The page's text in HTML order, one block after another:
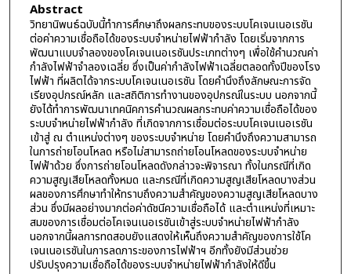
Abstract
วิทยานิพนธ์ฉบับนี้ทำการศึกษาถึงผลกระทบของระบบโคเจนเนอเรชัน
ต่อค่าความเชื่อถือได้ของระบบจำหน่ายไฟฟ้ากำลัง โดยเริ่มจากการ
พัฒนาแบบจำลองของโคเจนเนอเรชันประเภทต่างๆ เพื่อใช้คำนวณค่า
กำลังไฟฟ้าจำลองเฉลี่ย ซึ่งเป็นค่ากำลังไฟฟ้าเฉลี่ยตลอดทั้งปีของโรง
ไฟฟ้า ที่ผลิตได้จากระบบโคเจนเนอเรชัน โดยคำนึงถึงลักษณะการจัด
เรียงอุปกรณ์หลัก และสถิติการทำงานของอุปกรณ์ในระบบ นอกจากนี้
ยังได้ทำการพัฒนาเทคนิคการคำนวณผลกระทบค่าความเชื่อถือได้ของ
ระบบจำหน่ายไฟฟ้ากำลัง ที่เกิดจากการเชื่อมต่อระบบโคเจนเนอเรชัน
เข้าสู่ ณ ตำแหน่งต่างๆ ของระบบจำหน่าย โดยคำนึงถึงความสามารถ
ในการถ่ายโอนโหลด หรือไม่สามารถถ่ายโอนโหลดของระบบจำหน่าย
ไฟฟ้าด้วย ซึ่งการถ่ายโอนโหลดดังกล่าวจะพิจารณา ทั้งในกรณีที่เกิด
ความสูญเสียโหลดทั้งหมด และกรณีที่เกิดความสูญเสียโหลดบางส่วน
ผลของการศึกษาทำให้ทราบถึงความสำคัญของความสูญเสียโหลดบาง
ส่วน ซึ่งมีผลอย่างมากต่อค่าดัชนีความเชื่อถือได้ และตำแหน่งที่เหมาะ
สมของการเชื่อมต่อโคเจนเนอเรชันเข้าสู่ระบบจำหน่ายไฟฟ้ากำลัง
นอกจากนี้ผลการทดสอบยังแสดงให้เห็นถึงความสำคัญของการใช้โค
เจนเนอเรชันในการลดภาระของการไฟฟ้าฯ อีกทั้งยังมีส่วนช่วย
ปรับปรุงความเชื่อถือได้ของระบบจำหน่ายไฟฟ้ากำลังให้ดีขึ้น